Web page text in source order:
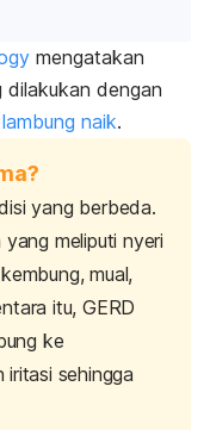
mengatakan
dilakukan dengan
naik.
yang berbeda.
meliputi nyeri
mual,
itu, GERD
ke
sehingga